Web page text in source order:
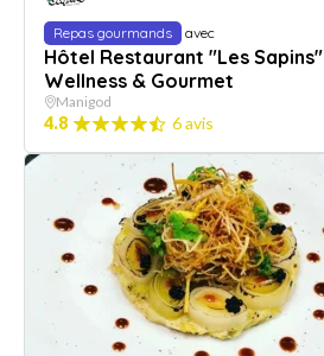
Repas gourmands avec
Hôtel Restaurant "Les Sapins"
Wellness & Gourmet
Manigod
4.8 6 avis